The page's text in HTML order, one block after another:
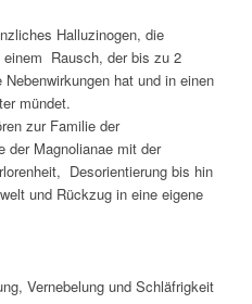
Halluzinogen, die
Rausch, der bis zu 2
hat und in einen
mündet.
zur Familie der
der Magnolianae mit der
Desorientierung bis hin
und Rückzug in eine eigene
Vernebelung und Schläfrigkeit